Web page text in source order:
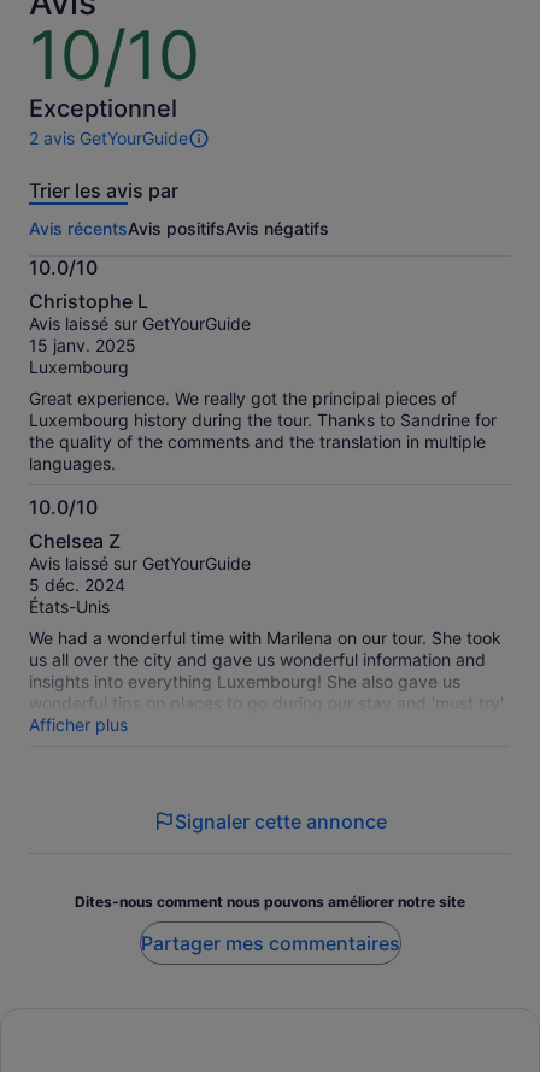
10/10
10
10
Exceptionnel
2 avis GetYourGuide
2 avis
cette
Plus
d’informations
sur
nos
avis
vérifiés
Trier les avis par
Avis récentsAvis positifsAvis négatifs
10.0/10
10.0
sur
10
Christophe L
Avis laissé sur GetYourGuide
15 janv. 2025
Luxembourg
Great experience. We really got the principal pieces of
Luxembourg history during the tour. Thanks to Sandrine for
the quality of the comments and the translation in multiple
languages.
10.0/10
10.0
sur
10
Chelsea Z
Avis laissé sur GetYourGuide
5 déc. 2024
États-Unis
We had a wonderful time with Marilena on our tour. She took
us all over the city and gave us wonderful information and
insights into everything Luxembourg! She also gave us
wonderful tips on places to go during our stay and 'must try'
favorites to have while we're here. It was the perfect way to
Afficher plus
Signaler cette annonce
Dites-nous comment nous pouvons améliorer notre site
Partager mes commentaires